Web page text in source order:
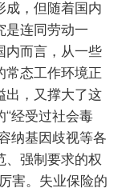
成，但随着国内
是连同劳动一
内而言，从一些
常态工作环境正
出，又撑大了这
经受过社会毒
纳基因歧视等各
、强制要求的权
害。失业保险的